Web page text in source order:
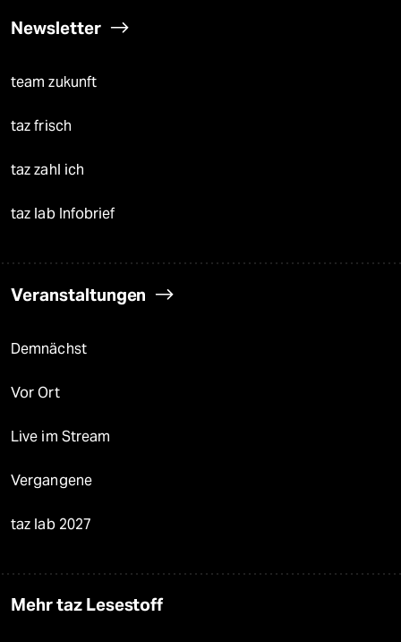
Newsletter
team zukunft
taz frisch
taz zahl ich
taz lab Infobrief
Veranstaltungen
Demnächst
Vor Ort
Live im Stream
Vergangene
taz lab 2027
Mehr taz Lesestoff